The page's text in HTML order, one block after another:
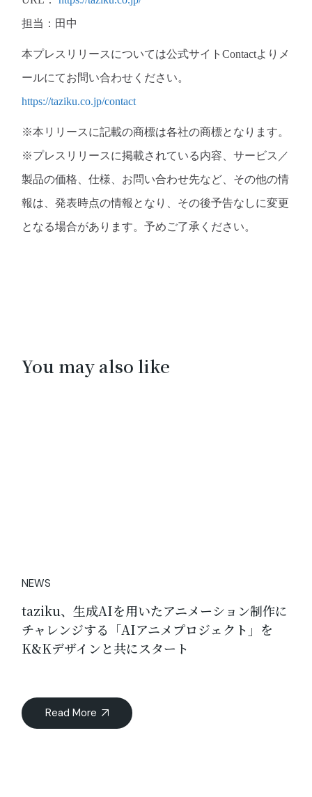
担当：田中
本プレスリリースについては公式サイトContactよりメ
ールにてお問い合わせください。
https://taziku.co.jp/contact
※本リリースに記載の商標は各社の商標となります。
※プレスリリースに掲載されている内容、サービス／
製品の価格、仕様、お問い合わせ先など、その他の情
報は、発表時点の情報となり、その後予告なしに変更
となる場合があります。予めご了承ください。
You may also like
NEWS
taziku、生成AIを用いたアニメーション制作に
チャレンジする「AIアニメプロジェクト」を
K&Kデザインと共にスタート
Read More